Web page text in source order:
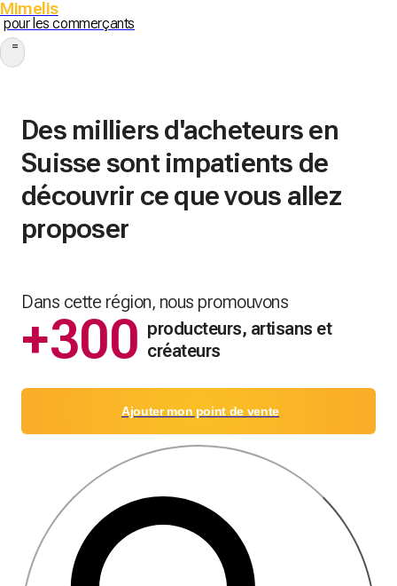
Mimelis
pour les commerçants
Des milliers d'acheteurs en
Suisse sont impatients de
découvrir ce que vous allez
proposer
Dans cette région, nous promouvons
+300 producteurs, artisans et
créateurs
Ajouter mon point de vente